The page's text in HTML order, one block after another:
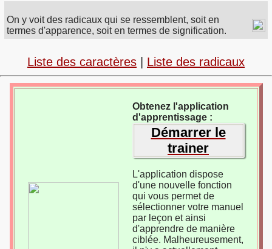
On y voit des radicaux qui se ressemblent, soit en
termes d'apparence, soit en termes de signification.
Liste des caractères Liste des radicaux
Obtenez l'application
d'apprentissage :
Démarrer le
trainer
L'application dispose
d'une nouvelle fonction
qui vous permet de
sélectionner votre manuel
par leçon et ainsi
d'apprendre de manière
ciblée. Malheureusement,